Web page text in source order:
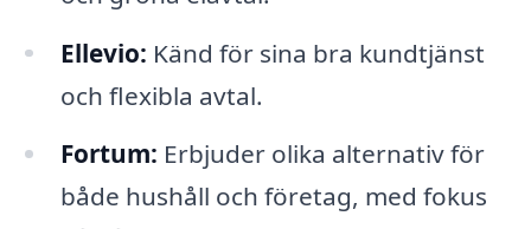
Ellevio: Känd för sina bra kundtjänst
och flexibla avtal.
Fortum: Erbjuder olika alternativ för
både hushåll och företag, med fokus